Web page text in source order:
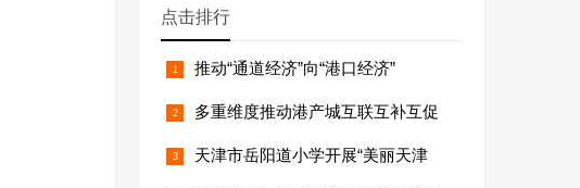
点击排行
推动“通道经济”向“港口经济”
多重维度推动港产城互联互补互促
天津市岳阳道小学开展“美丽天津